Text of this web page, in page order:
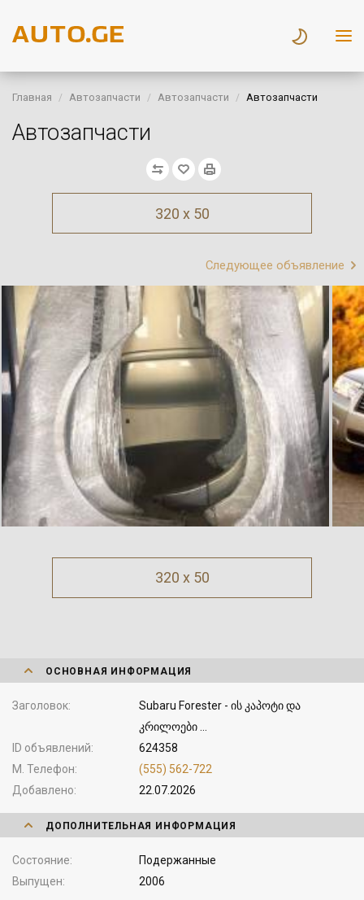
Главная Автозапчасти Автозапчасти Автозапчасти
Автозапчасти
320 x 50
Следующее объявление
320 x 50
ОСНОВНАЯ ИНФОРМАЦИЯ
Заголовок
Subaru Forester - ის კაპოტი და
კრილოები ...
ID объявлений
624358
М. Телефон
(555) 562-722
Добавлено
22.07.2026
ДОПОЛНИТЕЛЬНАЯ ИНФОРМАЦИЯ
Состояние
Подержанные
Выпущен
2006